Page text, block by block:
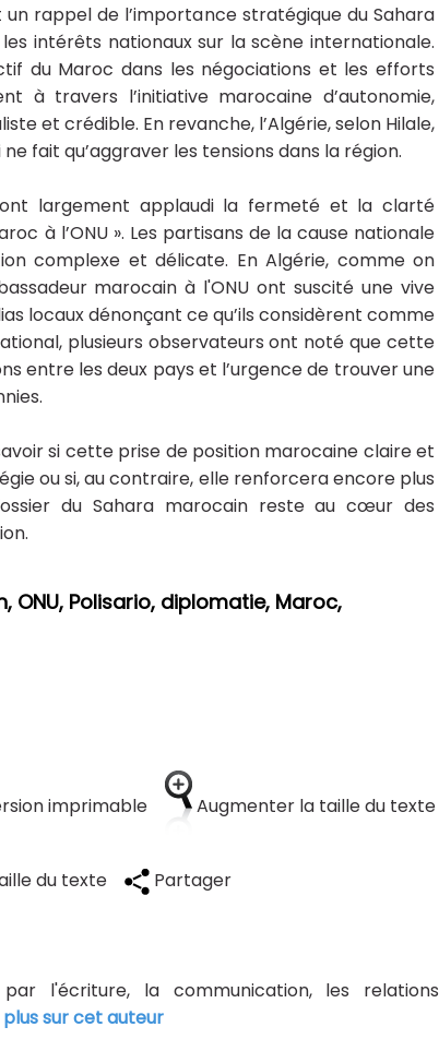
rappel de l’importance stratégique du Sahara
intérêts nationaux sur la scène internationale.
du Maroc dans les négociations et les efforts
à travers l’initiative marocaine d’autonomie,
et crédible. En revanche, l’Algérie, selon Hilale,
fait qu’aggraver les tensions dans la région.
largement applaudi la fermeté et la clarté
à l’ONU ». Les partisans de la cause nationale
complexe et délicate. En Algérie, comme on
marocain à l'ONU ont suscité une vive
locaux dénonçant ce qu’ils considèrent comme
plusieurs observateurs ont noté que cette
entre les deux pays et l’urgence de trouver une
si cette prise de position marocaine claire et
ou si, au contraire, elle renforcera encore plus
du Sahara marocain reste au cœur des
ONU, Polisario, diplomatie, Maroc,
imprimable Augmenter la taille du texte
du texte Partager
l'écriture, la communication, les relations
plus sur cet auteur